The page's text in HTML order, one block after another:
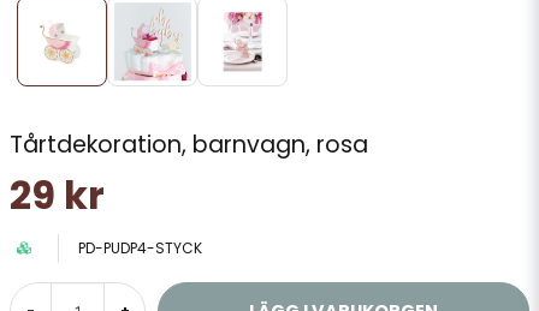
Tårtdekoration, barnvagn, rosa
29 kr
PD-PUDP4-STYCK